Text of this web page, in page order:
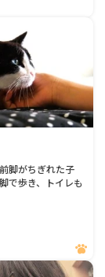
脚がちぎれた子
で歩き、トイレも